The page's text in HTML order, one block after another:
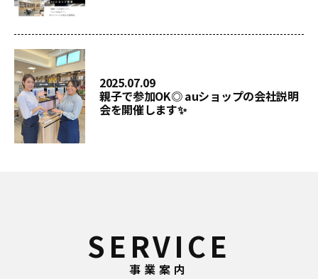
2025.07.09
親子で参加OK◎ auショップの会社説明
会を開催します✨
SERVICE
事業案内